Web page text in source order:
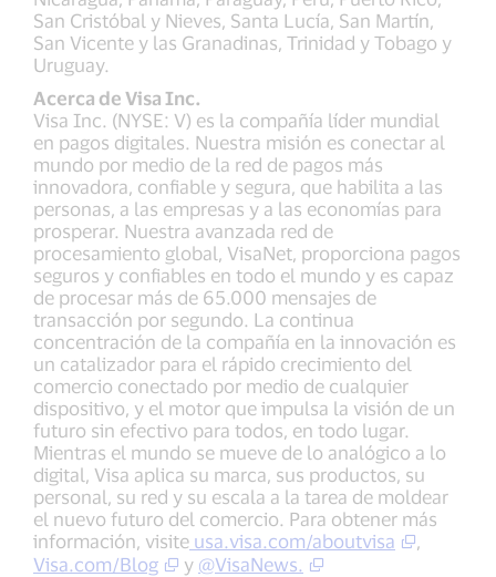
San Cristóbal y Nieves, Santa Lucía, San Martín,
San Vicente y las Granadinas, Trinidad y Tobago y
Uruguay.
Acerca de Visa Inc.
Visa Inc. (NYSE: V) es la compañía líder mundial
en pagos digitales. Nuestra misión es conectar al
mundo por medio de la red de pagos más
innovadora, confiable y segura, que habilita a las
personas, a las empresas y a las economías para
prosperar. Nuestra avanzada red de
procesamiento global, VisaNet, proporciona pagos
seguros y confiables en todo el mundo y es capaz
de procesar más de 65.000 mensajes de
transacción por segundo. La continua
concentración de la compañía en la innovación es
un catalizador para el rápido crecimiento del
comercio conectado por medio de cualquier
dispositivo, y el motor que impulsa la visión de un
futuro sin efectivo para todos, en todo lugar.
Mientras el mundo se mueve de lo analógico a lo
digital, Visa aplica su marca, sus productos, su
personal, su red y su escala a la tarea de moldear
el nuevo futuro del comercio. Para obtener más
información, visite usa.visa.com/aboutvisa
,
Visa.com/Blog
y @VisaNews.